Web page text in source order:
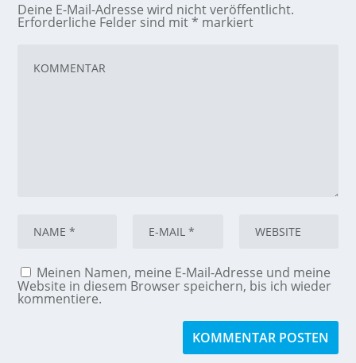
Deine E-Mail-Adresse wird nicht veröffentlicht.
Erforderliche Felder sind mit* markiert
Meinen Namen, meine E-Mail-Adresse und meine
Website in diesem Browser speichern, bis ich wieder
kommentiere.